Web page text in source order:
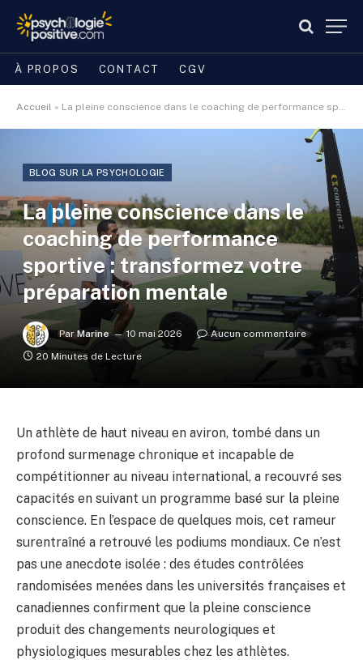
À PROPOS CONTACT CGV
Accueil » La pleine conscience dans le coaching de performance sportive : transformez votre préparation mentale
BLOG SUR LA PSYCHOLOGIE
La pleine conscience dans le
coaching de performance
sportive : transformez votre
préparation mentale
Par Marine 10 mai 2026
Aucun commentaire
20 Minutes de Lecture
Un athlète de haut niveau en aviron, tombé dans un
profond surmenage chronique et incapable de
compétitionner au niveau international, a recouvré ses
capacités en suivant un programme basé sur la pleine
conscience. En l’espace de quelques mois, cet rameur
surentraîné a retrouvé les podiums mondiaux. Ce n’est
pas une anecdote isolée : des études contrôlées
randomisées menées dans les universités françaises et
canadiennes confirment que la pleine conscience
produit des changements neurologiques et
physiologiques mesurables chez les athlètes.